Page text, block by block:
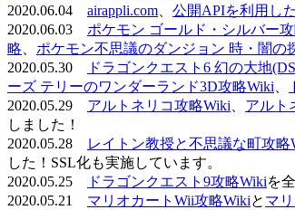
2020.06.04 airappli.com 公開APIを利用し
2020.06.03 ポケモン ゴールド・シルバー
略
ポケモン不思議のダンジョン 時・闇の
2020.05.30
ドラゴンクエスト6 幻の大地
ーズ テリーのワンダーランド3D攻略Wiki
2020.05.29 アルトネリコ攻略Wiki アルト
しました！
2020.05.28
レイトン教授と不思議な町攻略
した！SSL化も実施しています。
2020.05.25
ドラゴンクエスト9攻略Wikiを
2020.05.21 マリオカートWii攻略Wikiと マ